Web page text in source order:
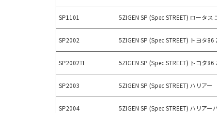
SP1101 5ZIGEN SP (Spec STREET) ロータス
SP2002 5ZIGEN SP (Spec STREET) トヨタ86
SP2002TI 5ZIGEN SP (Spec STREET) トヨタ
SP2003 5ZIGEN SP (Spec STREET) ハリア
SP2004 5ZIGEN SP (Spec STREET) ハリア